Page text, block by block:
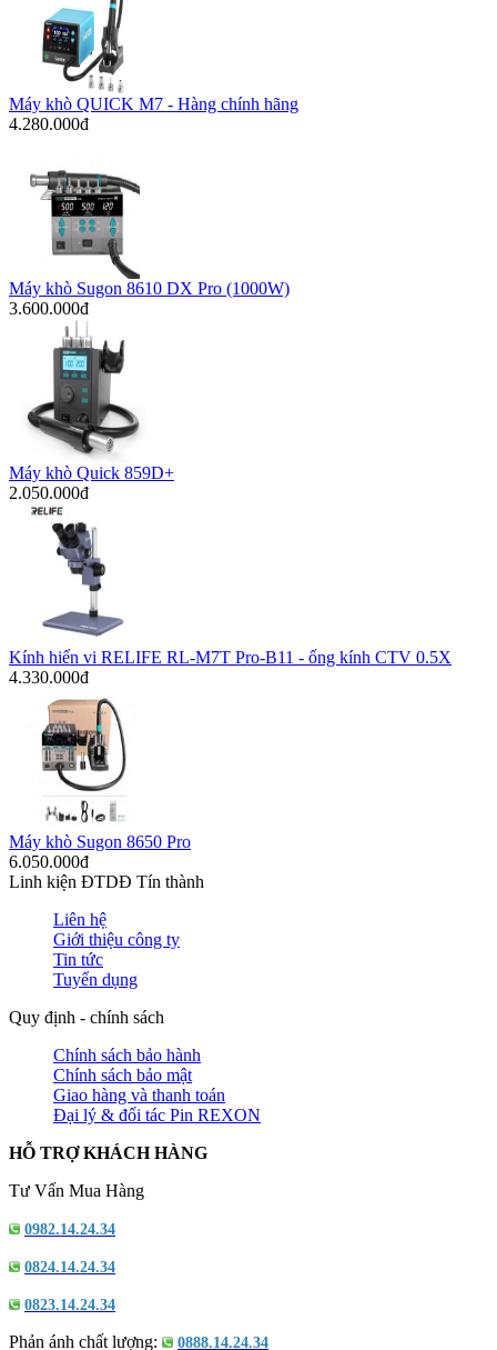
Máy khò QUICK M7 - Hàng chính hãng
4.280.000đ
Máy khò Sugon 8610 DX Pro (1000W)
3.600.000đ
Máy khò Quick 859D+
2.050.000đ
Kính hiển vi RELIFE RL-M7T Pro-B11 - ống kính CTV 0.5X
4.330.000đ
Máy khò Sugon 8650 Pro
6.050.000đ
Linh kiện ĐTDĐ Tín thành
Liên hệ
Giới thiệu công ty
Tin tức
Tuyển dụng
Quy định - chính sách
Chính sách bảo hành
Chính sách bảo mật
Giao hàng và thanh toán
Đại lý & đối tác Pin REXON
HỖ TRỢ KHÁCH HÀNG
Tư Vấn Mua Hàng
0982.14.24.34
0824.14.24.34
0823.14.24.34
Phản ánh chất lượng: 0888.14.24.34